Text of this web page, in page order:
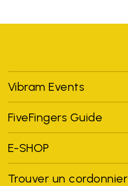
Vibram Events
FiveFingers Guide
E-SHOP
Trouver un cordonnier